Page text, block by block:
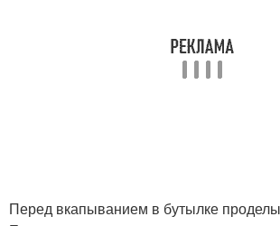
Перед вкапыванием в бутылке